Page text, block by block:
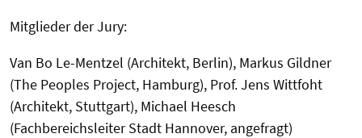
Mitglieder der Jury:
Van Bo Le-Mentzel (Architekt, Berlin), Markus Gildner
(The Peoples Project, Hamburg), Prof. Jens Wittfoht
(Architekt, Stuttgart), Michael Heesch
(Fachbereichsleiter Stadt Hannover, angefragt)